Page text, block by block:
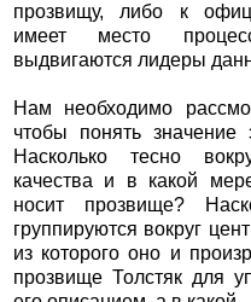
прозвищу, либо к
имеет место
выдвигаются лидеры
Нам необходимо
чтобы понять значение
Насколько тесно
качества и в какой
носит прозвище?
группируются вокруг
из которого оно и
прозвище Толстяк для